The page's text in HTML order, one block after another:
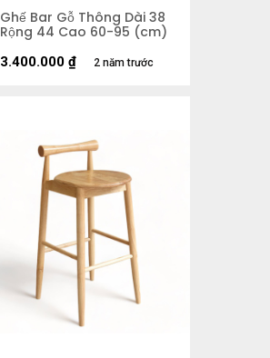
Ghế Bar Gỗ Thông Dài 38
Rộng 44 Cao 60-95 (cm)
2 năm trước
3.400.000 ₫